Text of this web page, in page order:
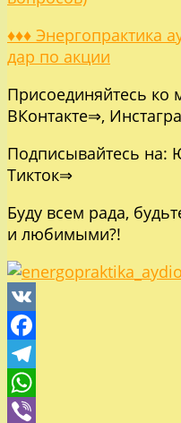
♦♦♦ Энергопрактика
дар по акции
Присоединяйтесь ко
ВКонтакте⇒,
Подписывайтесь на:
Тикток⇒
Буду всем рада,
и любимыми?!
VK
Facebook
Telegram
WhatsApp